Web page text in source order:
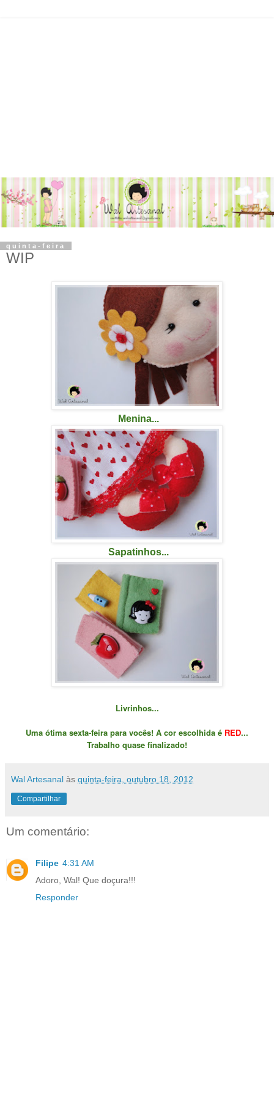
quinta-feira
WIP
Menina...
Sapatinhos...
Livrinhos...
Uma ótima sexta-feira para vocês! A cor escolhida é RED...
Trabalho quase finalizado!
Wal Artesanal às quinta-feira, outubro 18, 2012
Compartilhar
Um comentário:
Filipe 4:31 AM
Adoro, Wal! Que doçura!!!
Responder